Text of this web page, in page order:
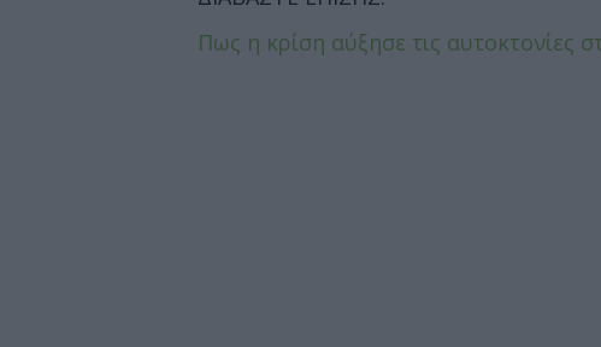
Πως η κρίση αύξησε τις